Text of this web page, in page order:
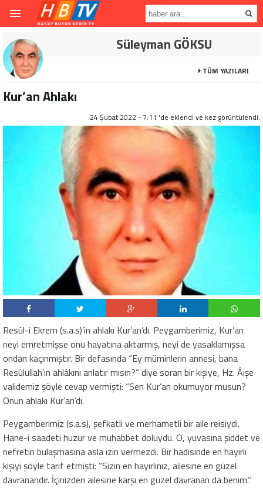
Süleyman GÖKSU
TÜM YAZILARI
Kur’an Ahlakı
24 Şubat 2022 - 7:11 'de eklendi ve kez görüntülendi.
Resûl-i Ekrem (s.a.s)’in ahlakı Kur’an’dı. Peygamberimiz, Kur’an
neyi emretmişse onu hayatına aktarmış, neyi de yasaklamışsa
ondan kaçınmıştır. Bir defasında “Ey müminlerin annesi, bana
Resûlullah’ın ahlâkını anlatır mısın?” diye soran bir kişiye, Hz. Âişe
validemiz şöyle cevap vermişti: “Sen Kur’an okumuyor musun?
Onun ahlakı Kur’an’dı.
Peygamberimiz (s.a.s), şefkatli ve merhametli bir aile reisiydi.
Hane-i saadeti huzur ve muhabbet doluydu. O, yuvasına şiddet ve
nefretin bulaşmasına asla izin vermezdi. Bir hadisinde en hayırlı
kişiyi şöyle tarif etmişti: “Sizin en hayırlınız, ailesine en güzel
davranandır. İçinizden ailesine karşı en güzel davranan da benim.”